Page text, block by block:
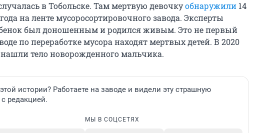
в Тобольске. Там мертвую девочкуобнаружили 14
на ленте мусоросортировочного завода. Эксперты
был доношенным и родился живым. Это не первый
по переработке мусора находят мертвых детей. В 2020
тело новорожденного мальчика.
истории? Работаете на заводе и видели эту страшную
редакцией.
МЫ В СОЦСЕТЯХ